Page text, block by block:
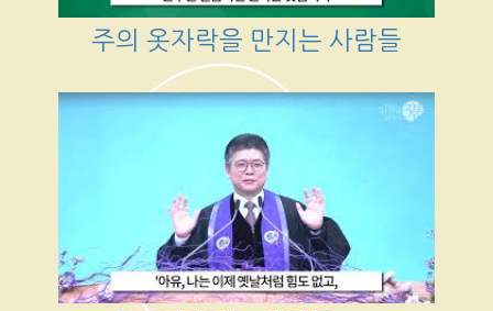
주의 옷자락을 만지는 사람들